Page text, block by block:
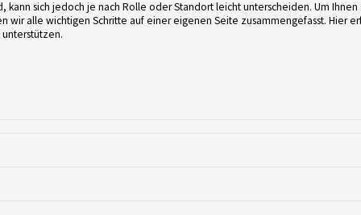
sich jedoch je nach Rolle oder Standort leicht unterscheiden. Um Ihnen
alle wichtigen Schritte auf einer eigenen Seite zusammengefasst. Hier